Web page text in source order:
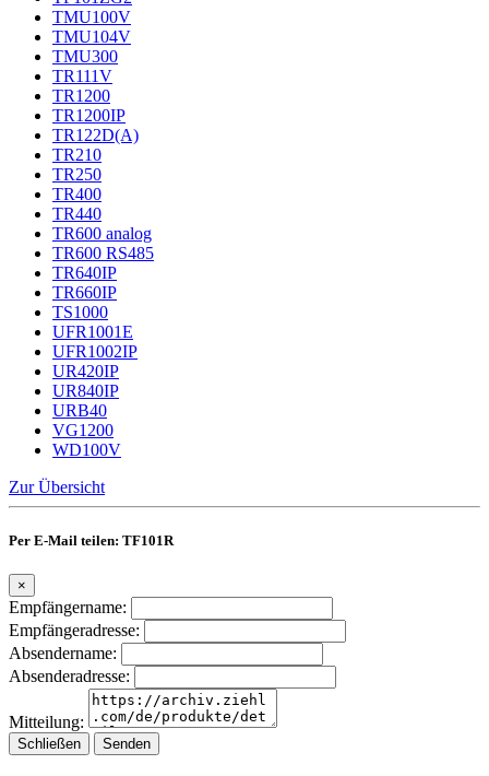
TMU100V
TMU104V
TMU300
TR111V
TR1200
TR1200IP
TR122D(A)
TR210
TR250
TR400
TR440
TR600 analog
TR600 RS485
TR640IP
TR660IP
TS1000
UFR1001E
UFR1002IP
UR420IP
UR840IP
URB40
VG1200
WD100V
Zur Übersicht
Per E-Mail teilen: TF101R
×
Empfängername:
Empfängeradresse:
Absendername:
Absenderadresse:
Mitteilung:
Schließen Senden